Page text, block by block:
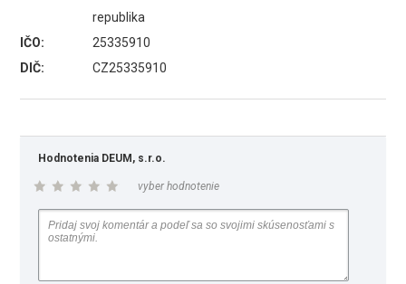
republika
IČO:
25335910
DIČ:
CZ25335910
Hodnotenia DEUM, s.r.o.
vyber hodnotenie